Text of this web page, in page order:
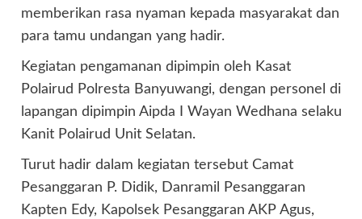
memberikan rasa nyaman kepada masyarakat dan
para tamu undangan yang hadir.
Kegiatan pengamanan dipimpin oleh Kasat
Polairud Polresta Banyuwangi, dengan personel di
lapangan dipimpin Aipda I Wayan Wedhana selaku
Kanit Polairud Unit Selatan.
Turut hadir dalam kegiatan tersebut Camat
Pesanggaran P. Didik, Danramil Pesanggaran
Kapten Edy, Kapolsek Pesanggaran AKP Agus,